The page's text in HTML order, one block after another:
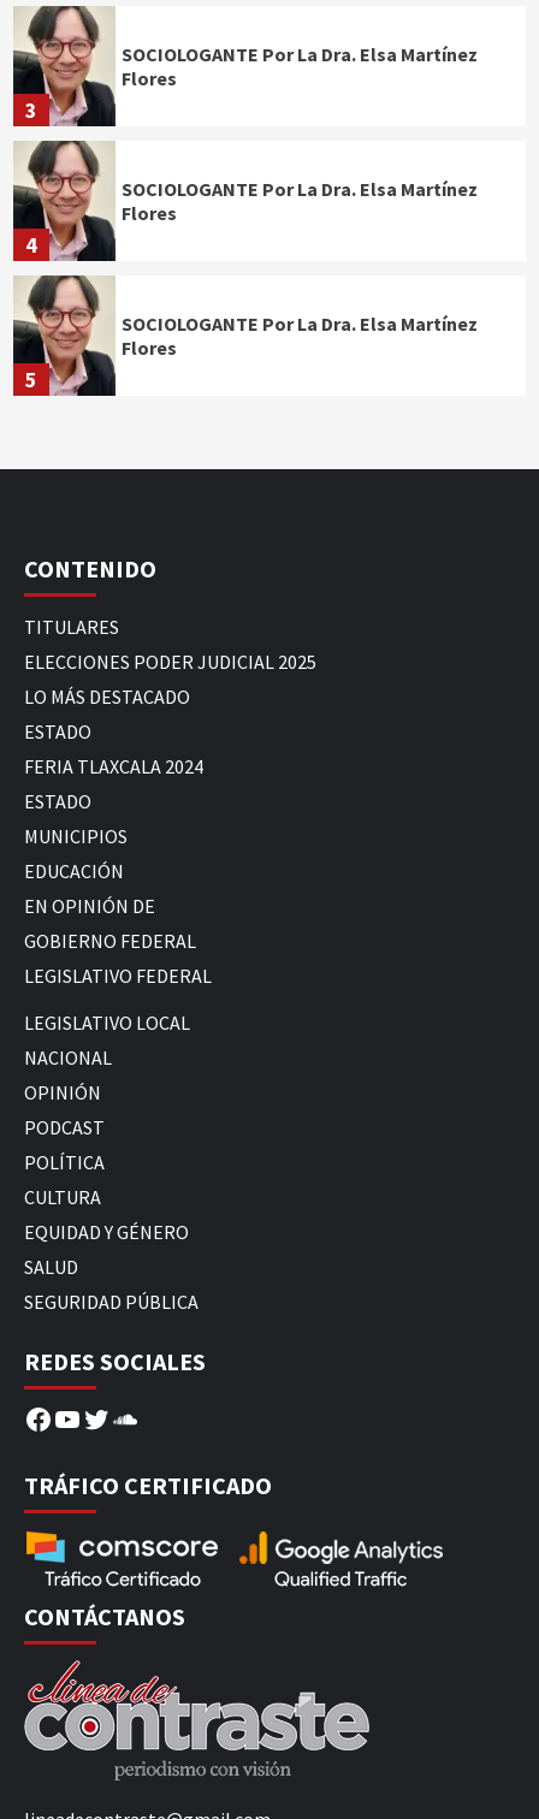
3
SOCIOLOGANTE Por La Dra. Elsa Martínez
Flores
4
SOCIOLOGANTE Por La Dra. Elsa Martínez
Flores
5
SOCIOLOGANTE Por La Dra. Elsa Martínez
Flores
CONTENIDO
TITULARES
ELECCIONES PODER JUDICIAL 2025
LO MÁS DESTACADO
ESTADO
FERIA TLAXCALA 2024
ESTADO
MUNICIPIOS
EDUCACIÓN
EN OPINIÓN DE
GOBIERNO FEDERAL
LEGISLATIVO FEDERAL
LEGISLATIVO LOCAL
NACIONAL
OPINIÓN
PODCAST
POLÍTICA
CULTURA
EQUIDAD Y GÉNERO
SALUD
SEGURIDAD PÚBLICA
REDES SOCIALES
Facebook
YouTube
Twitter
SoundCloud
TRÁFICO CERTIFICADO
CONTÁCTANOS